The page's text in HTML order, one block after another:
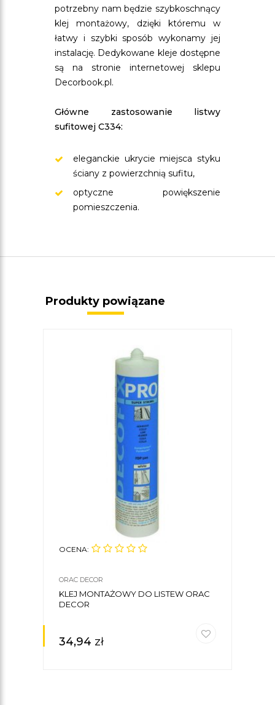
potrzebny nam będzie szybkoschnący
klej montażowy, dzięki któremu w
łatwy i szybki sposób wykonamy jej
instalację. Dedykowane kleje dostępne
są na stronie internetowej sklepu
Decorbook.pl.
Główne zastosowanie listwy
sufitowej C334:
eleganckie ukrycie miejsca styku
ściany z powierzchnią sufitu,
optyczne powiększenie
pomieszczenia.
Produkty powiązane
OCENA:
ORAC DECOR
KLEJ MONTAŻOWY DO LISTEW ORAC
DECOR
34,94 zł